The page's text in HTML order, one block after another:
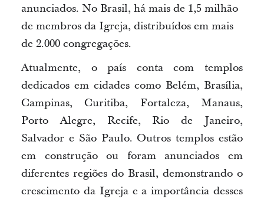
anunciados. No Brasil, há mais de 1,5 milhão
de membros da Igreja, distribuídos em mais
de 2.000 congregações.
Atualmente, o país conta com templos
dedicados em cidades como Belém, Brasília,
Campinas, Curitiba, Fortaleza, Manaus,
Porto Alegre, Recife, Rio de Janeiro,
Salvador e São Paulo. Outros templos estão
em construção ou foram anunciados em
diferentes regiões do Brasil, demonstrando o
crescimento da Igreja e a importância desses